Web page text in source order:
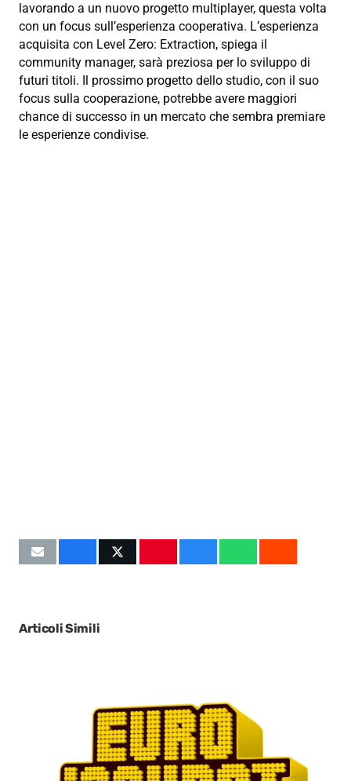
lavorando a un nuovo progetto multiplayer, questa volta
con un focus sull’esperienza cooperativa. L’esperienza
acquisita con Level Zero: Extraction, spiega il
community manager, sarà preziosa per lo sviluppo di
futuri titoli. Il prossimo progetto dello studio, con il suo
focus sulla cooperazione, potrebbe avere maggiori
chance di successo in un mercato che sembra premiare
le esperienze condivise.
Articoli Simili